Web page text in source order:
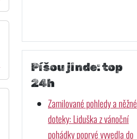
Píšou jinde: top
24h
Zamilované pohledy a něžné
doteky: Liduška z vánoční
pohádky poprvé vyvedla do